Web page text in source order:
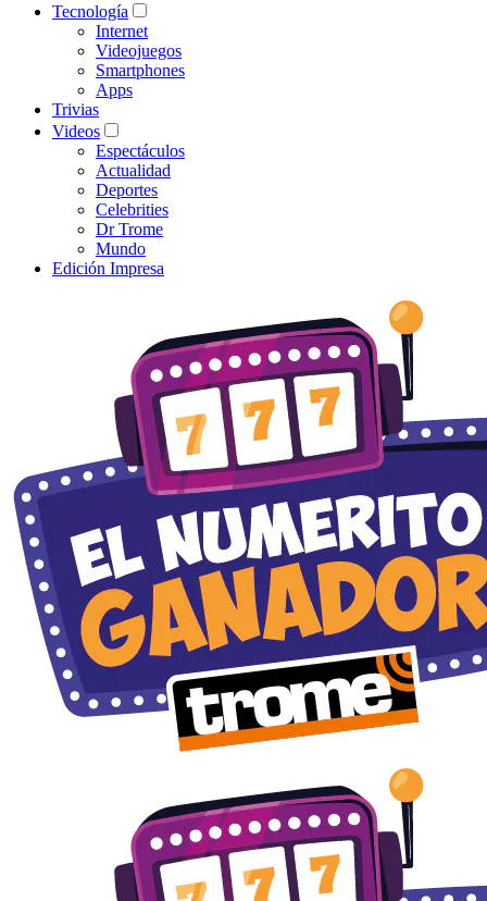
Tecnología
Internet
Videojuegos
Smartphones
Apps
Trivias
Videos
Espectáculos
Actualidad
Deportes
Celebrities
Dr Trome
Mundo
Edición Impresa